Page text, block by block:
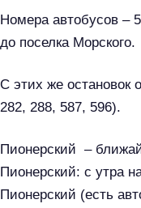
Номера автобусов –
до поселка Морского.
С этих же
282, 288, 587, 596).
Пионерский –
Пионерский: с утра
Пионерский (есть